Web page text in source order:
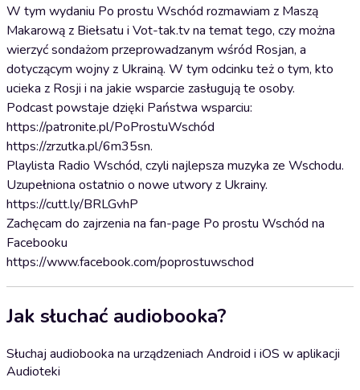
W tym wydaniu Po prostu Wschód rozmawiam z Maszą
Makarową z Biełsatu i Vot-tak.tv na temat tego, czy można
wierzyć sondażom przeprowadzanym wśród Rosjan, a
dotyczącym wojny z Ukrainą. W tym odcinku też o tym, kto
ucieka z Rosji i na jakie wsparcie zasługują te osoby.
Podcast powstaje dzięki Państwa wsparciu:
https://patronite.pl/PoProstuWschód
https://zrzutka.pl/6m35sn.
Playlista Radio Wschód, czyli najlepsza muzyka ze Wschodu.
Uzupełniona ostatnio o nowe utwory z Ukrainy.
https://cutt.ly/BRLGvhP
Zachęcam do zajrzenia na fan-page Po prostu Wschód na
Facebooku
https://www.facebook.com/poprostuwschod
Jak słuchać audiobooka?
Słuchaj audiobooka na urządzeniach Android i iOS w aplikacji
Audioteki